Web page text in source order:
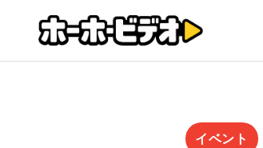
イベント